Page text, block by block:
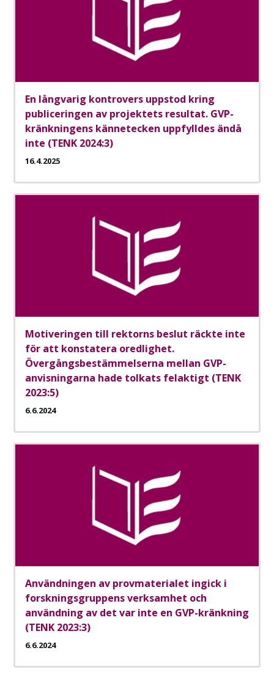
En långvarig kontrovers uppstod kring
publiceringen av projektets resultat. GVP-
kränkningens kännetecken uppfylldes ändå
inte (TENK 2024:3)
16.4.2025
Motiveringen till rektorns beslut räckte inte
för att konstatera oredlighet.
Övergångsbestämmelserna mellan GVP-
anvisningarna hade tolkats felaktigt (TENK
2023:5)
6.6.2024
Användningen av provmaterialet ingick i
forskningsgruppens verksamhet och
användning av det var inte en GVP-kränkning
(TENK 2023:3)
6.6.2024